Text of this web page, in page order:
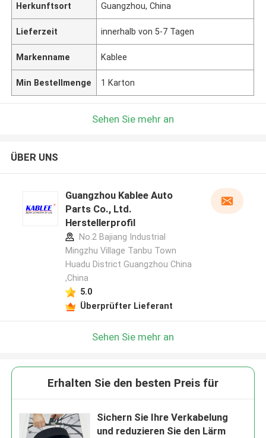
Herkunftsort Guangzhou, China
Lieferzeit innerhalb von 5-7 Tagen
Markenname Kablee
Min Bestellmenge 1 Karton
Sehen Sie mehr an
ÜBER UNS
Guangzhou Kablee Auto
Parts Co., Ltd.
Herstellerprofil
No.2 Bajiang Industrial
Mingzhu Village Tanbu Town
Huadu District Guangzhou China
,China
5.0
Überprüfter Lieferant
Sehen Sie mehr an
Erhalten Sie den besten Preis für
Sichern Sie Ihre Verkabelung
und reduzieren Sie den Lärm